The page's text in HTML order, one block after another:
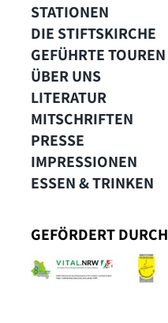
STATIONEN
DIE STIFTSKIRCHE
GEFÜHRTE TOUREN
ÜBER UNS
LITERATUR
MITSCHRIFTEN
PRESSE
IMPRESSIONEN
ESSEN & TRINKEN
GEFÖRDERT DURCH